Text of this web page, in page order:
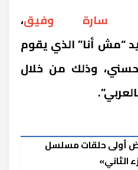
سارة وفيق،
“مش أنا” الذي يقوم
حسني، وذلك من خلال
أولى حلقات مسلسل
الثاني»